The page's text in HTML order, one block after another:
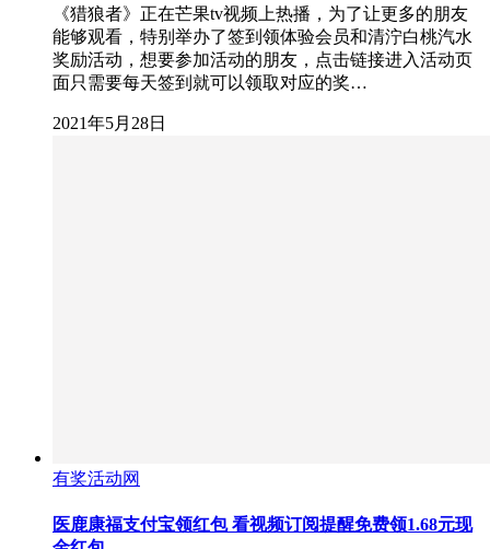
《猎狼者》正在芒果tv视频上热播，为了让更多的朋友
能够观看，特别举办了签到领体验会员和清泞白桃汽水
奖励活动，想要参加活动的朋友，点击链接进入活动页
面只需要每天签到就可以领取对应的奖…
2021年5月28日
有奖活动网
医鹿康福支付宝领红包 看视频订阅提醒免费领1.68元现